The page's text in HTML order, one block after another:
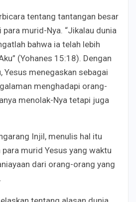
tentang tantangan besar
para murid-Nya. “Jikalau dunia
bahwa ia telah lebih
(Yohanes 15:18). Dengan
Yesus menegaskan sebagai
menghadapi orang-
menolak-Nya tetapi juga
Injil, menulis hal itu
murid Yesus yang waktu
dari orang-orang yang